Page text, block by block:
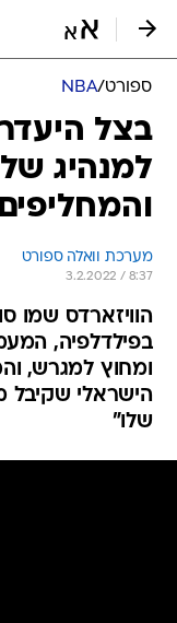
ספורט/
NBA
בצל
למנהיג של
מערכת וואלה ספורט
3.2.2022 / 8:37
הוויזארדס שמו
בפילדלפיה,
ומחוץ למגרש,
הישראלי שקיבל
שלו"